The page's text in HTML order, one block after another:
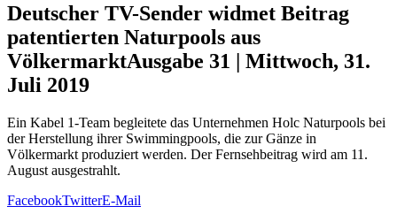
Deutscher TV-Sender widmet Beitrag
patentierten Naturpools aus
VölkermarktAusgabe 31 | Mittwoch, 31.
Juli 2019
Ein Kabel 1-Team begleitete das Unternehmen Holc Naturpools bei
der Herstellung ihrer Swimmingpools, die zur Gänze in
Völkermarkt produziert werden. Der Fernsehbeitrag wird am 11.
August ausgestrahlt.
FacebookTwitterE-Mail